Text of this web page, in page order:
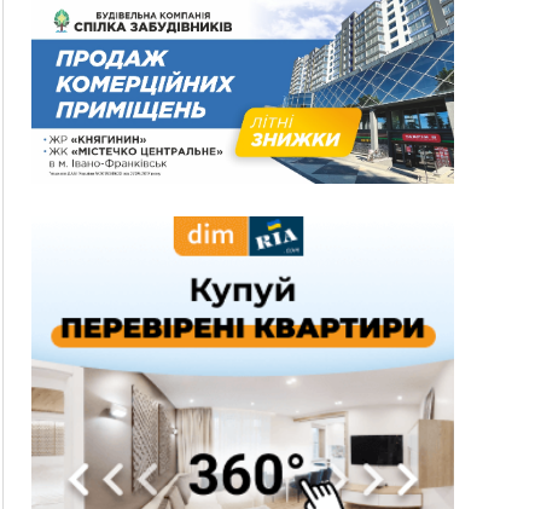
14:47
Стефанішина отримала нову підозру. Їй
обирають запобіжний захід
14:02
«Пілот з Лондона» видурив у жительки
Коломийщини майже 64 тисячі гривень
13:13
У четвер на Прикарпатті очікується сильна
спека до 39°
13:00
На Снятинщині спіймали чоловіка, який зливав
У МОЗ змінили підхід до госпіталізації та
оновили правила роботи стаціонарів
На межі Прикарпаття і Тернопільщини невідомі
засипали русло Золотої Липи та облаштували
переправу
11:44
температурні рекорди
11:17
Росія вдарила по Харкову "Бандероллю": є
постраждалі, пошкоджено цивільне
підприємство
Верховний суд повернув державі 1,5 га лісу із